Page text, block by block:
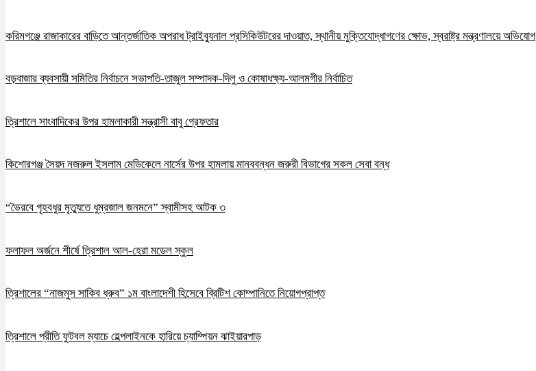
করিমগঞ্জে রাজাকারের বাড়িতে আন্তর্জাতিক অপরাধ ট্রাইব্যুনাল প্রসিকিউটরের দাওয়াত, স্থানীয় মুক্তিযোদ্ধাগণের ক্ষোভ, স্বরাষ্ট্র মন্ত্রণালয়ে অভিযোগ
বড়বাজার ব্যবসায়ী সমিতির নির্বাচনে সভাপতি-তাজুল সম্পাদক-দিলু ও কোষাধক্ষ্য-আলমগীর নির্বাচিত
ত্রিশালে সাংবাদিকের উপর হামলাকারী সন্ত্রাসী বাবু গ্রেফতার
কিশোরগঞ্জ সৈয়দ নজরুল ইসলাম মেডিকেলে নার্সের উপর হামলায় মানববন্ধন জরুরী বিভাগের সকল সেবা বন্ধ
“ভৈরবে গৃহবধুর মৃত্যুতে ধুম্রজাল জনমনে” স্বামীসহ আটক ৩
ফলাফল অর্জনে শীর্ষে ত্রিশাল আল-হেরা মডেল স্কুল
ত্রিশালের “নাজমুস সাকিব ধ্রুব” ১ম বাংলাদেশী হিসেবে ব্রিটিশ কোম্পানিতে নিয়োগপ্রাপ্ত
ত্রিশালে প্রীতি ফুটবল ম্যাচে হেল্পলাইনকে হারিয়ে চ্যাম্পিয়ন ঝাইয়ারপাড়